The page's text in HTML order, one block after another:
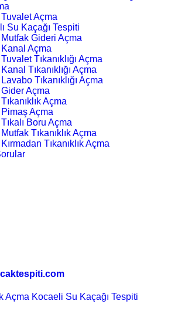
Açma
Su Kaçağı Tespiti
Gideri Açma
Açma
Tıkanıklığı Açma
Tıkanıklığı Açma
Tıkanıklığı Açma
Açma
Açma
Açma
Boru Açma
Tıkanıklık Açma
Tıkanıklık Açma